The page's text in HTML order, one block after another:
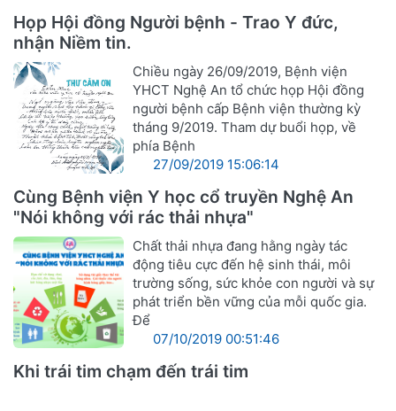
Họp Hội đồng Người bệnh - Trao Y đức,
nhận Niềm tin.
Chiều ngày 26/09/2019, Bệnh viện
YHCT Nghệ An tổ chức họp Hội đồng
người bệnh cấp Bệnh viện thường kỳ
tháng 9/2019. Tham dự buổi họp, về
phía Bệnh
27/09/2019 15:06:14
Cùng Bệnh viện Y học cổ truyền Nghệ An
"Nói không với rác thải nhựa"
Chất thải nhựa đang hằng ngày tác
động tiêu cực đến hệ sinh thái, môi
trường sống, sức khỏe con người và sự
phát triển bền vững của mỗi quốc gia.
Để
07/10/2019 00:51:46
Khi trái tim chạm đến trái tim